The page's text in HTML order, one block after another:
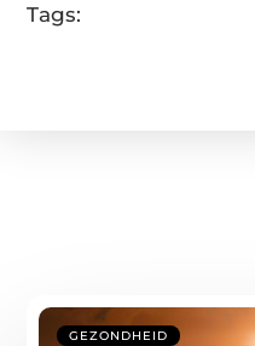
Tags:
GEZONDHEID